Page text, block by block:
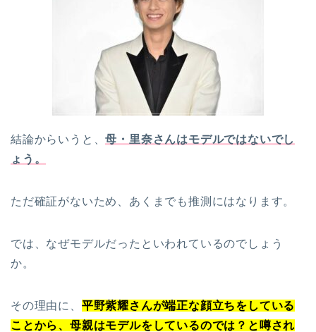
結論からいうと、母・里奈さんはモデルではないでし
ょう。
ただ確証がないため、あくまでも推測にはなります。
では、なぜモデルだったといわれているのでしょう
か。
その理由に、 平野紫耀さんが端正な顔立ちをしている
ことから、母親はモデルをしているのでは？と噂され